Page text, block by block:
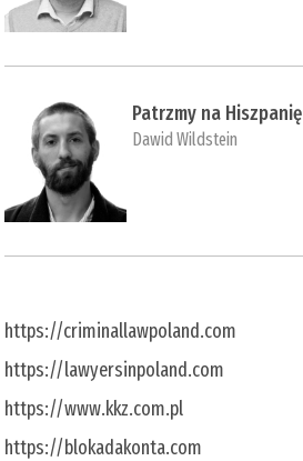
Patrzmy na Hiszpanię
Dawid Wildstein
https://criminallawpoland.com
https://lawyersinpoland.com
https://www.kkz.com.pl
https://blokadakonta.com